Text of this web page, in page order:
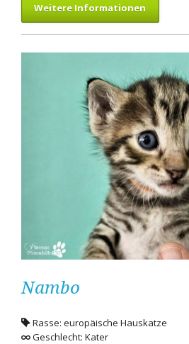
Weitere Informationen
Nambo
Rasse: europäische Hauskatze
Geschlecht: Kater